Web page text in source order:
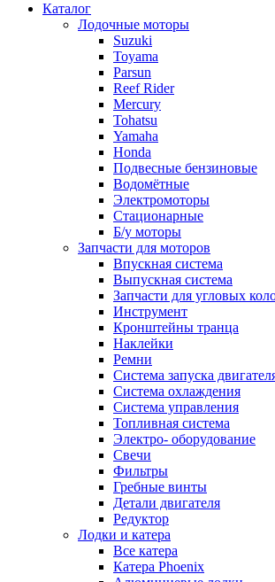
Каталог
Лодочные моторы
Suzuki
Toyama
Parsun
Reef Rider
Mercury
Tohatsu
Yamaha
Honda
Подвесные бензиновые
Водомётные
Электромоторы
Стационарные
Б/у моторы
Запчасти для моторов
Впускная система
Выпускная система
Запчасти для угловых
Инструмент
Кронштейны транца
Наклейки
Ремни
Система запуска
Система охлаждения
Система управления
Топливная система
Электро- оборудование
Свечи
Фильтры
Гребные винты
Детали двигателя
Редуктор
Лодки и катера
Все катера
Катера Phoenix